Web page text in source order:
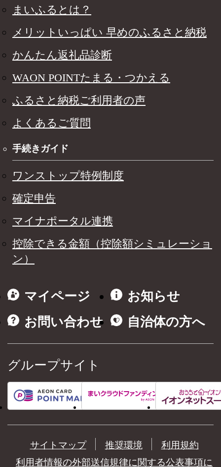
まいふるとは？
メリットいっぱい 早めのふるさと納税
かんたん返礼品診断
WAON POINTたまる・つかえる
ふるさと納税ご利用者の声
よくあるご質問
手続きガイド
ワンストップ特例制度
確定申告
マイナポータル連携
控除できる金額（控除額シミュレーショ
ン）
マイページ
お知らせ
お問い合わせ
自治体の方へ
グループサイト
サイトマップ 推奨環境
利用規約
利用者情報の外部送信規律に関する公表事項に